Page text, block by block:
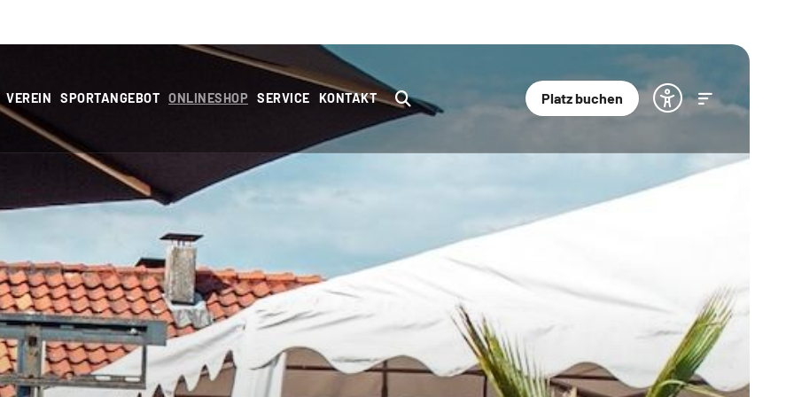
VEREIN SPORTANGEBOT ONLINESHOP SERVICE KONTAKT Platz buchen